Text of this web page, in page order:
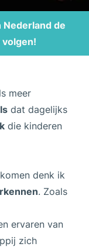
Nederland de
meer
dat dagelijks
die kinderen
denk ik
. Zoals
ervaren van
zich